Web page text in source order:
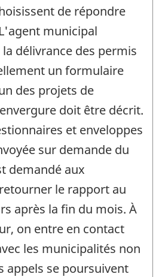
de répondre
municipal
délivrance des permis
un formulaire
des projets de
doit être décrit.
et enveloppes
sur demande du
demandé aux
le rapport au
après la fin du mois. À
on entre en contact
les municipalités non
appels se poursuivent